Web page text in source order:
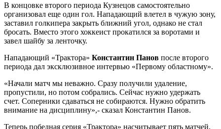
В концовке второго периода Кузнецов самостоятельно
организовал еще один гол. Нападающий влетел в чужую зону,
заставил голкипера закрыть ближний угол, однако не стал
бросать. Вместо этого хоккеист прокатился за воротами и
завел шайбу за ленточку.
Нападающий «Трактора» Константин Панов после второго
периода дал эксклюзивное интервью «Первому областному».
«Начали матч мы неважно. Сразу получили удаление,
пропустили, но потом собрались. Сейчас нужно удержать
счет. Соперники сдаваться не собираются. Нужно обратить
внимание на дисциплину»,- сказал Константин Панов.
Теперь победная серия «Трактора» насчитывает пять матчей.